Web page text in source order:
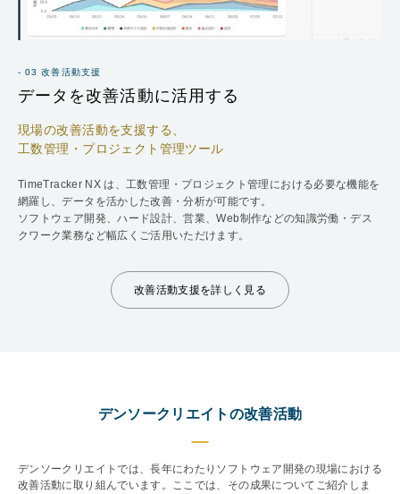
- 03 改善活動支援
データを改善活動に活用する
現場の改善活動を支援する、
工数管理・プロジェクト管理ツール
TimeTracker NX は、工数管理・プロジェクト管理における必要な機能を
網羅し、データを活かした改善・分析が可能です。
ソフトウェア開発、ハード設計、営業、Web制作などの知識労働・デス
クワーク業務など幅広くご活用いただけます。
改善活動支援を詳しく見る
デンソークリエイトの改善活動
デンソークリエイトでは、長年にわたりソフトウェア開発の現場における
改善活動に取り組んでいます。ここでは、その成果についてご紹介しま